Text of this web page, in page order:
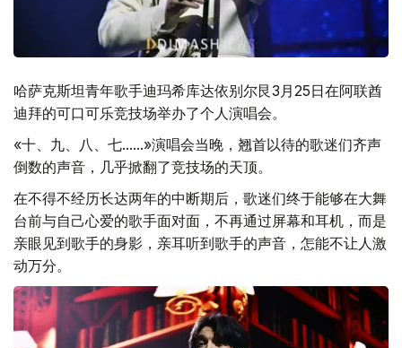
哈萨克斯坦青年歌手迪玛希库达依别尔艮3月25日在阿联酋
迪拜的可口可乐竞技场举办了个人演唱会。
«十、九、八、七......»演唱会当晚，翘首以待的歌迷们齐声
倒数的声音，几乎掀翻了竞技场的天顶。
在不得不经历长达两年的中断期后，歌迷们终于能够在大舞
台前与自己心爱的歌手面对面，不再通过屏幕和耳机，而是
亲眼见到歌手的身影，亲耳听到歌手的声音，怎能不让人激
动万分。